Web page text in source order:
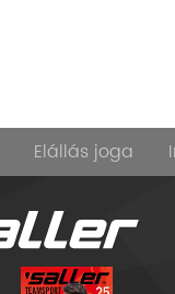
Elállás joga